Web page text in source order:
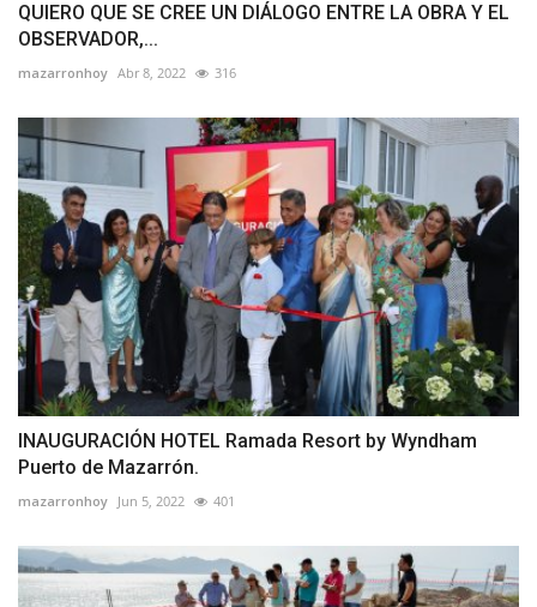
QUIERO QUE SE CREE UN DIÁLOGO ENTRE LA OBRA Y EL
OBSERVADOR,...
mazarronhoy Abr 8, 2022 316
INAUGURACIÓN HOTEL Ramada Resort by Wyndham
Puerto de Mazarrón.
mazarronhoy Jun 5, 2022 401